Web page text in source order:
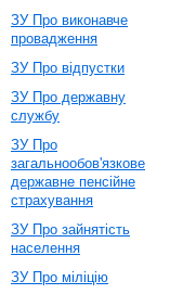
ЗУ Про виконавче
провадження
ЗУ Про відпустки
ЗУ Про державну
службу
ЗУ Про
загальнообов'язкове
державне пенсійне
страхування
ЗУ Про зайнятість
населення
ЗУ Про міліцію